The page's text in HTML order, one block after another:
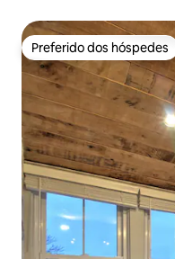
Preferido dos hóspedes
Preferido dos hóspedes